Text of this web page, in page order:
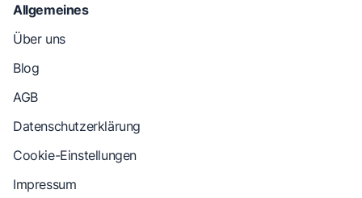
Allgemeines
Über uns
Blog
AGB
Datenschutzerklärung
Cookie-Einstellungen
Impressum